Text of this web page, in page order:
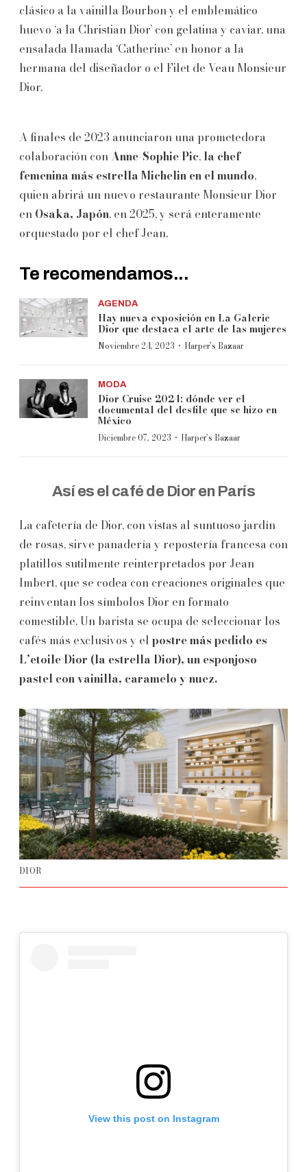
clásico a la vainilla Bourbon y el emblemático
huevo ‘a la Christian Dior’ con gelatina y caviar, una
ensalada llamada ‘Catherine’ en honor a la
hermana del diseñador o el Filet de Veau Monsieur
Dior.
A finales de 2023 anunciaron una prometedora
colaboración conAnne-Sophie Pic, la chef
femenina más estrella Michelin en el mundo,
quien abrirá un nuevo restaurante Monsieur Dior
en Osaka, Japón, en 2025, y será enteramente
orquestado por el chef Jean.
Te recomendamos...
AGENDA
Hay nueva exposición en La Galerie
Dior que destaca el arte de las mujeres
Noviembre 24, 2023 · Harper’s Bazaar
MODA
Dior Cruise 2024: dónde ver el
documental del desfile que se hizo en
México
Diciembre 07, 2023 · Harper’s Bazaar
Así es el café de Dior en París
La cafetería de Dior, con vistas al suntuoso jardín
de rosas, sirve panadería y repostería francesa con
platillos sutilmente reinterpretados por Jean
Imbert, que se codea con creaciones originales que
reinventan los símbolos Dior en formato
comestible. Un barista se ocupa de seleccionar los
cafés más exclusivos y el postre más pedido es
L’etoile Dior (la estrella Dior), un esponjoso
pastel con vainilla, caramelo y nuez.
DIOR
View this post on Instagram